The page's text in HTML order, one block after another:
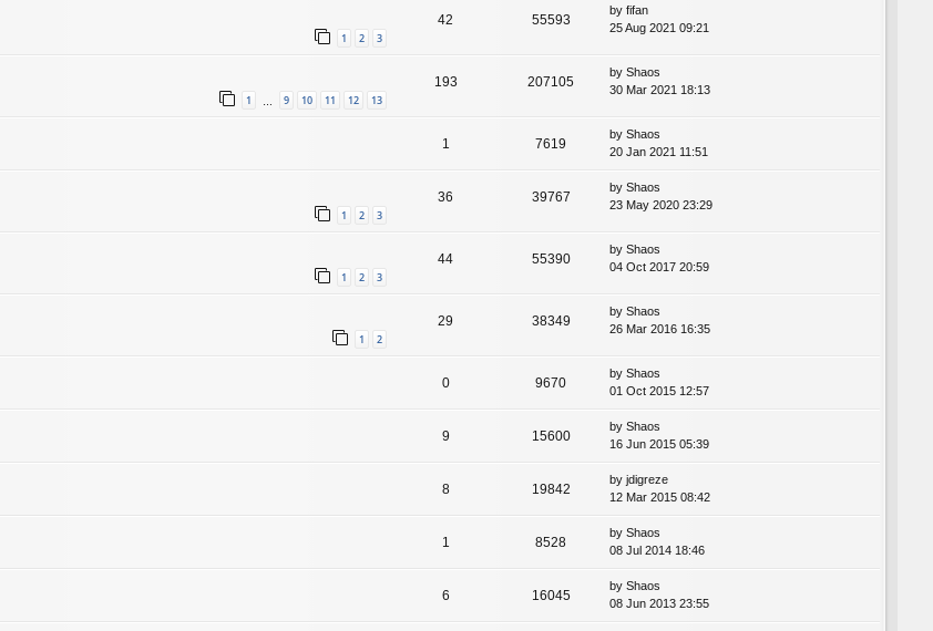
1 2 3
42 55593
by fifan
25 Aug 2021 09:21
1 9 10 11 12 13
193 207105
by Shaos
30 Mar 2021 18:13
1 7619
by Shaos
20 Jan 2021 11:51
1 2 3
36 39767
by Shaos
23 May 2020 23:29
1 2 3
44 55390
by Shaos
04 Oct 2017 20:59
1 2
29 38349
by Shaos
26 Mar 2016 16:35
0 9670
by Shaos
01 Oct 2015 12:57
9 15600
by Shaos
16 Jun 2015 05:39
8 19842
by jdigreze
12 Mar 2015 08:42
1 8528
by Shaos
08 Jul 2014 18:46
6 16045
by Shaos
08 Jun 2013 23:55